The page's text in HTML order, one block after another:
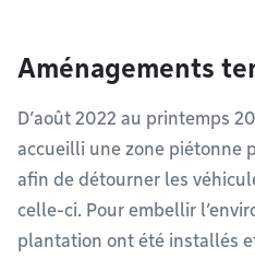
Aménagements
D’août 2022 au printemps
accueilli une zone piétonne
afin de détourner les
celle-ci. Pour embellir
plantation ont été installés